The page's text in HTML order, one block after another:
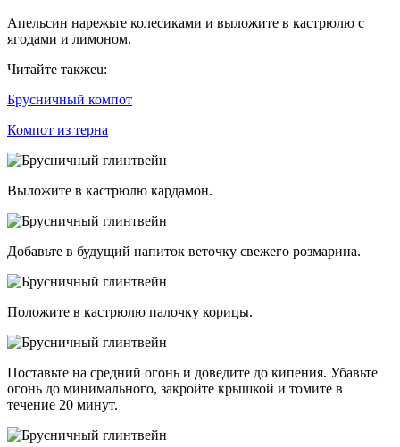
Апельсин нарежьте колесиками и выложите в кастрюлю с
ягодами и лимоном.
Читайте такжеu:
Брусничный компот
Компот из терна
Выложите в кастрюлю кардамон.
Добавьте в будущий напиток веточку свежего розмарина.
Положите в кастрюлю палочку корицы.
Поставьте на средний огонь и доведите до кипения. Убавьте
огонь до минимального, закройте крышкой и томите в
течение 20 минут.